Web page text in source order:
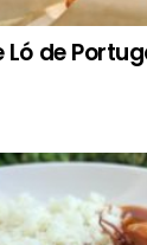
de